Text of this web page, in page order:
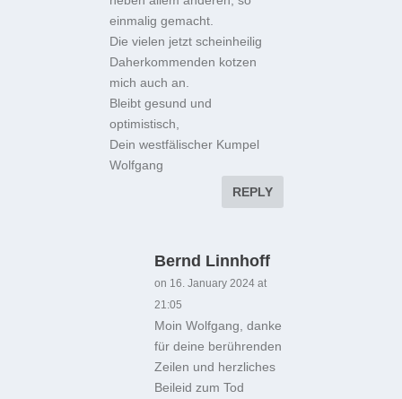
einmalig gemacht.
Die vielen jetzt scheinheilig
Daherkommenden kotzen
mich auch an.
Bleibt gesund und
optimistisch,
Dein westfälischer Kumpel
Wolfgang
REPLY
Bernd Linnhoff
on 16. January 2024 at
21:05
Moin Wolfgang, danke
für deine berührenden
Zeilen und herzliches
Beileid zum Tod